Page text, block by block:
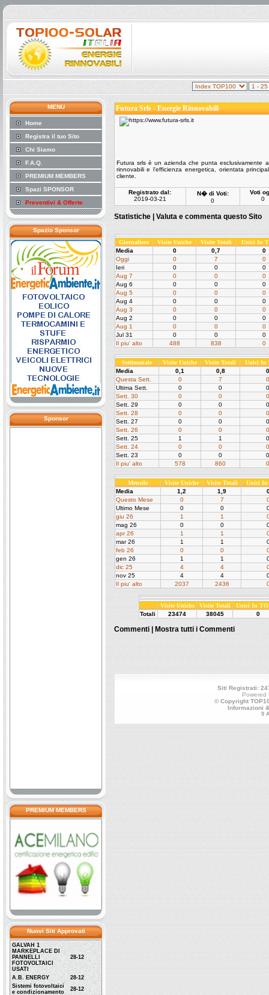
MENU
Home
Registra il tuo Sito
Chi Siamo
F.A.Q.
PREMIUM MEMBERS
Spazi SPONSOR
Preventivi & Offerte
Spazio Sponsor
Sponsor
PREMIUM MEMBERS
Nuovi Siti Approvati
GALVAH 1
MARKEPLACE DI
PANNELLI
FOTOVOLTAICI
USATI
28-12
A.B. ENERGY
28-12
Sistemi fotovoltaici
e condizionamento
28-12
Futura Srls - Energie Rinnovabili
Futura srls è un azienda che punta esclusivamente
rinnovabili e l'efficienza energetica, orientata
cliente.
Registrato dal:
2019-03-21
N� di Voti:
0
Voti
0
Statistiche | Valuta e commenta questo Sito
Giornaliero Visite Uniche Visite Totali
Unici In
Media
0 0,7
0
Oggi
0 7
0
Ieri
0 0
0
Aug 7
0 0
0
Aug 6
0 0
0
Aug 5
0 0
0
Aug 4
0 0
0
Aug 3
0 0
0
Aug 2
0 0
0
Aug 1
0 0
0
Jul 31
0 0
0
Il piu' alto
488 838 0
Settimanale Visite Uniche Visite Totali
Unici In
Media
0,1 0,8
0
Questa Sett.
0 7
0
Ultima Sett.
0 0
0
Sett. 30
0 0
0
Sett. 29
0 0
0
Sett. 28
0 0
0
Sett. 27
0 0
0
Sett. 26
0 0
0
Sett. 25
1 1
0
Sett. 24
0 0
0
Sett. 23
0 0
0
Il piu' alto
578 860 0
Mensile Visite Uniche Visite Totali
Unici In
Media
1,2 1,9
Questo Mese
0 7
Ultimo Mese
0 0
giu 26
1 1
mag 26
0 0
apr 26
1 1
mar 26
1 1
feb 26
0 0
gen 26
1 1
dic 25
4 4
nov 25
4 4
Il piu' alto
2037 2436
Visite Uniche Visite Totali
Unici In
Totali
23474 38045 0
Commenti | Mostra tutti i Commenti
Siti Registrati:
© Copyright
Informazioni
9